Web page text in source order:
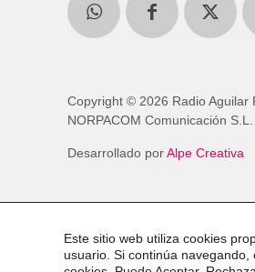
Copyright © 2026 Radio Aguilar
NORPACOM Comunicación S.L.
Desarrollado porAlpe Creativa
Este sitio web utiliza cookies
usuario. Si continúa